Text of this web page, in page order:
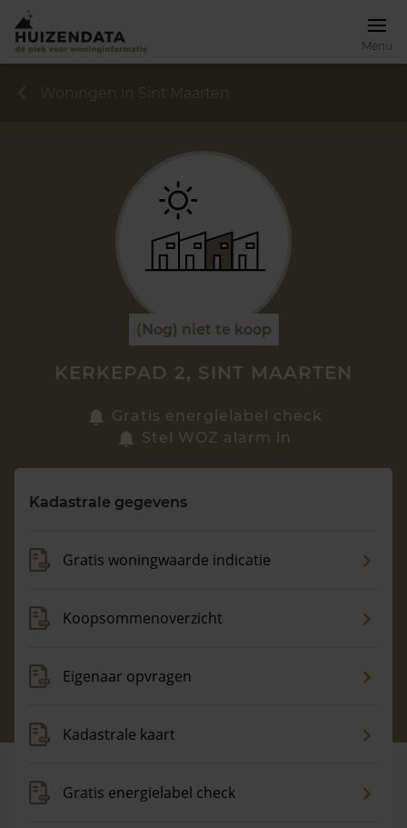
Menu
Zoek een woning
Maandag t/m vrijdag - 08:00 -18:00
Woningen in Sint Maarten
(Nog) niet te koop
KERKEPAD 2, SINT MAARTEN
Gratis energielabel check
Stel WOZ alarm in
Kadastrale gegevens
Gratis woningwaarde indicatie
Koopsommenoverzicht
Eigenaar opvragen
Kadastrale kaart
Gratis energielabel check